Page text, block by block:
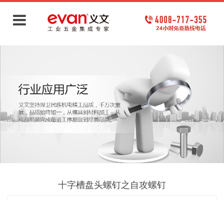
十字槽盘头螺钉之自攻螺钉